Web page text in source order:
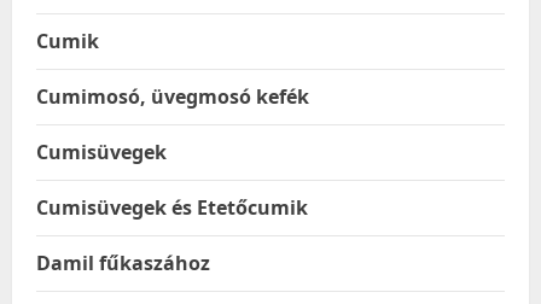
Cumik
Cumimosó, üvegmosó kefék
Cumisüvegek
Cumisüvegek és Etetőcumik
Damil fűkaszához